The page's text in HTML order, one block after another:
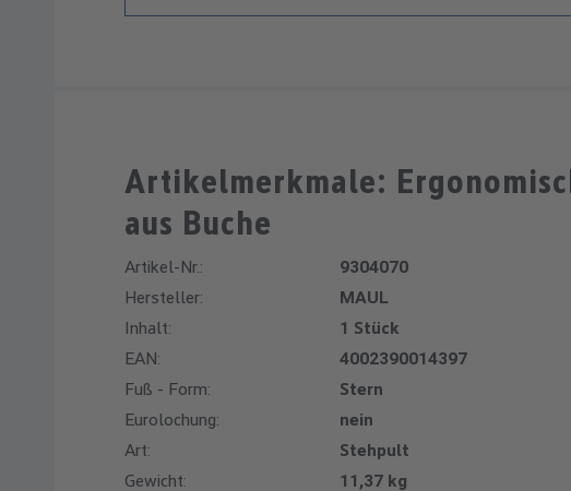
Artikelmerkmale:
aus Buche
Artikel-Nr.:
9304070
Hersteller:
MAUL
Inhalt:
1 Stück
EAN:
4002390014397
Fuß - Form:
Stern
Eurolochung:
nein
Art:
Stehpult
Gewicht:
11,37 kg